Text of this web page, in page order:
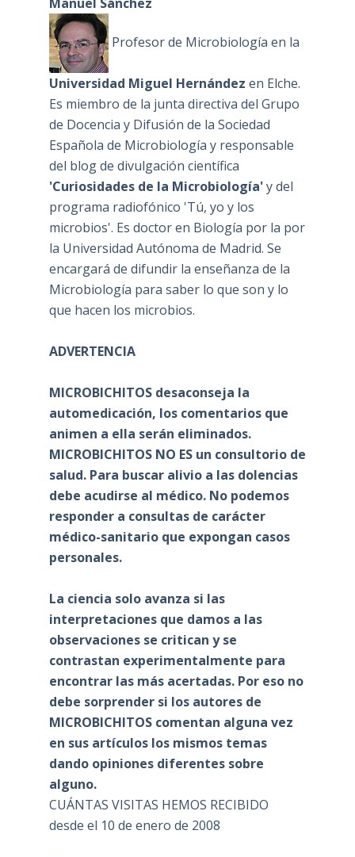
Profesor de Microbiología en la
Universidad Miguel Hernández en Elche.
Es miembro de la junta directiva del Grupo
de Docencia y Difusión de la Sociedad
Española de Microbiología y responsable
del blog de divulgación científica
'Curiosidades de la Microbiología'y del
programa radiofónico 'Tú, yo y los
microbios'. Es doctor en Biología por la por
la Universidad Autónoma de Madrid. Se
encargará de difundir la enseñanza de la
Microbiología para saber lo que son y lo
que hacen los microbios.
ADVERTENCIA
MICROBICHITOS desaconseja la
automedicación, los comentarios que
animen a ella serán eliminados.
MICROBICHITOS NO ES un consultorio de
salud. Para buscar alivio a las dolencias
debe acudirse al médico. No podemos
responder a consultas de carácter
médico-sanitario que expongan casos
personales.
La ciencia solo avanza si las
interpretaciones que damos a las
observaciones se critican y se
contrastan experimentalmente para
encontrar las más acertadas. Por eso no
debe sorprender si los autores de
MICROBICHITOS comentan alguna vez
en sus artículos los mismos temas
dando opiniones diferentes sobre
alguno.
CUÁNTAS VISITAS HEMOS RECIBIDO
desde el 10 de enero de 2008